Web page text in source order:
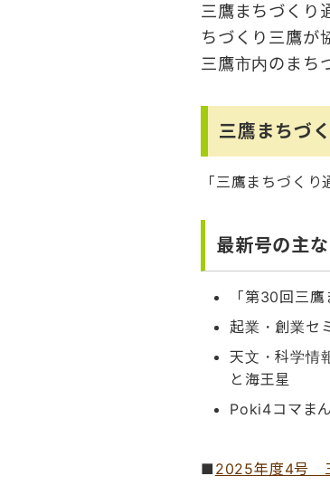
三鷹まちづくり
ちづくり三鷹が
三鷹市内のまち
三鷹まちづ
「三鷹まちづく
最新号の主
「第30回三
起業・創業セ
天文・科学情
と海王星
Poki4コマま
■ 2025年度4号